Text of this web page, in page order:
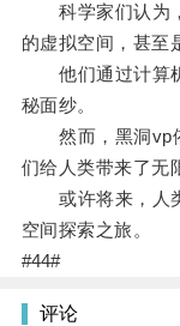
科学家们认为，
的虚拟空间，甚至
他们通过计算机
秘面纱。
然而，黑洞vp依
们给人类带来了无
或许将来，人类
空间探索之旅。
#44#
评论